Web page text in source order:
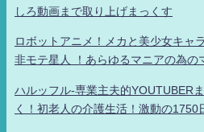
しろ動画まで取り上げまっくす
ロボットアニメ！メカと美少女キャ
非モテ星人 ！あらゆるマニアの為の
ハルッフル-専業主夫的YOUTUBER
く！初老人の介護生活！激動の1750